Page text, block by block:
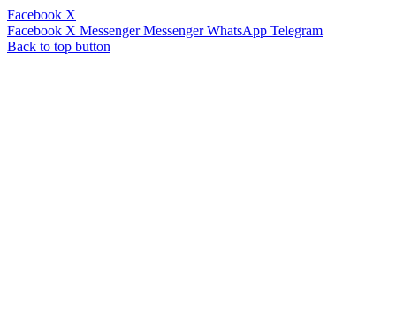
Facebook X
Facebook X Messenger Messenger WhatsApp Telegram
Back to top button